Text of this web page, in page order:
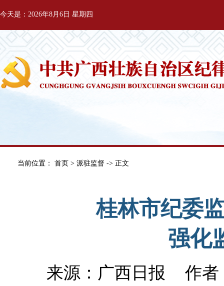
今天是：2026年8月6日 星期四
当前位置： 首页 > 派驻监督 -> 正文
桂林市纪委
强化
来源：广西日报 作者